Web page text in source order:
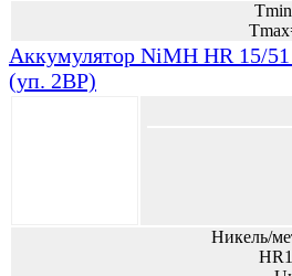
Аккумулятор NiMH HR 15/
(уп. 2BP)
Никель/